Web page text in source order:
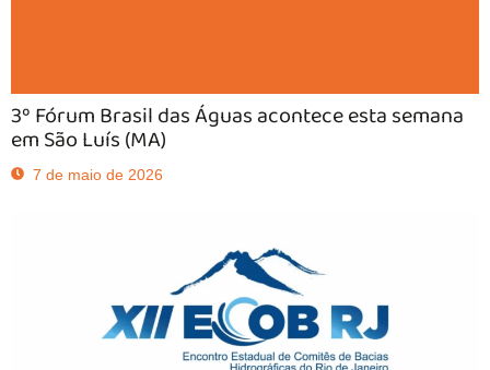
3º Fórum Brasil das Águas acontece esta semana
em São Luís (MA)
7 de maio de 2026